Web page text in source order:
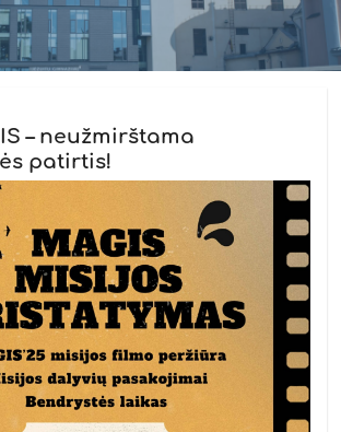
– neužmirštama
patirtis!